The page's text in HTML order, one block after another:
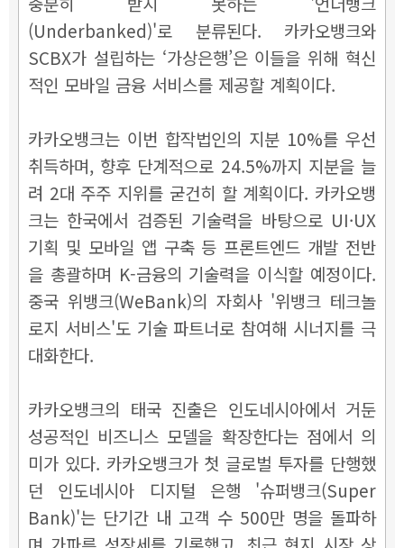
(Underbanked)'로 분류된다. 카카오뱅크와
SCBX가 설립하는 ‘가상은행’은 이들을 위해 혁신
적인 모바일 금융 서비스를 제공할 계획이다.
카카오뱅크는 이번 합작법인의 지분 10%를 우선
취득하며, 향후 단계적으로 24.5%까지 지분을 늘
려 2대 주주 지위를 굳건히 할 계획이다. 카카오뱅
크는 한국에서 검증된 기술력을 바탕으로 UI·UX
기획 및 모바일 앱 구축 등 프론트엔드 개발 전반
을 총괄하며 K-금융의 기술력을 이식할 예정이다.
중국 위뱅크(WeBank)의 자회사 '위뱅크 테크놀
로지 서비스'도 기술 파트너로 참여해 시너지를 극
대화한다.
카카오뱅크의 태국 진출은 인도네시아에서 거둔
성공적인 비즈니스 모델을 확장한다는 점에서 의
미가 있다. 카카오뱅크가 첫 글로벌 투자를 단행했
던 인도네시아 디지털 은행 '슈퍼뱅크(Super
Bank)'는 단기간 내 고객 수 500만 명을 돌파하